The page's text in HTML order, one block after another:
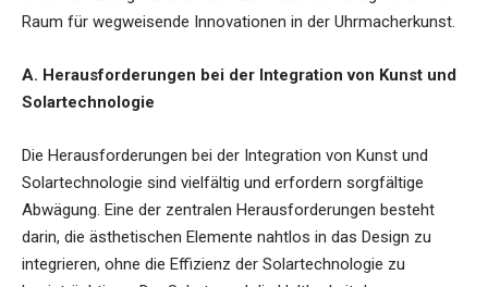
Raum für wegweisende Innovationen in der Uhrmacherkunst.
A. Herausforderungen bei der Integration von Kunst und
Solartechnologie
Die Herausforderungen bei der Integration von Kunst und
Solartechnologie sind vielfältig und erfordern sorgfältige
Abwägung. Eine der zentralen Herausforderungen besteht
darin, die ästhetischen Elemente nahtlos in das Design zu
integrieren, ohne die Effizienz der Solartechnologie zu